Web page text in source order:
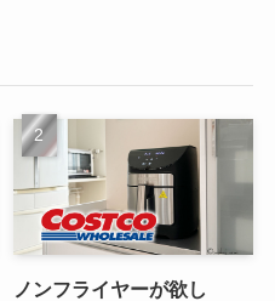
ノンフライヤーが欲し